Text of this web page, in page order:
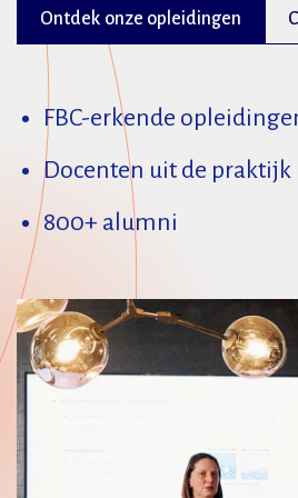
Ontdek onze opleidingen
FBC-erkende
Docenten uit de praktijk
800+ alumni